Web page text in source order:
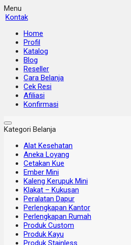
Menu
Kontak
Home
Profil
Katalog
Blog
Reseller
Cara Belanja
Cek Resi
Afiliasi
Konfirmasi
Kategori Belanja
Alat Kesehatan
Aneka Loyang
Cetakan Kue
Ember Mini
Kaleng Kerupuk Mini
Klakat – Kukusan
Peralatan Dapur
Perlengkapan Kantor
Perlengkapan Rumah
Produk Custom
Produk Kayu
Produk Stainless